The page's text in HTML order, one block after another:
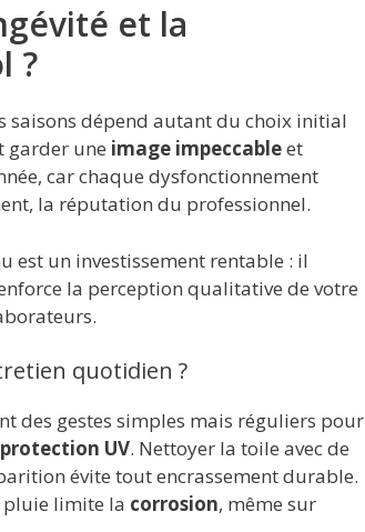
et la
?
saisons dépend autant du choix initial
garder une image impeccableet
car chaque dysfonctionnement
la réputation du professionnel.
est un investissement rentable : il
la perception qualitative de votre
quotidien ?
des gestes simples mais réguliers pour
protection UV. Nettoyer la toile avec de
évite tout encrassement durable.
pluie limite la corrosion, même sur